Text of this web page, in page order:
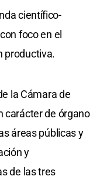
científico-
foco en el
productiva.
la Cámara de
carácter de órgano
áreas públicas y
y
de las tres